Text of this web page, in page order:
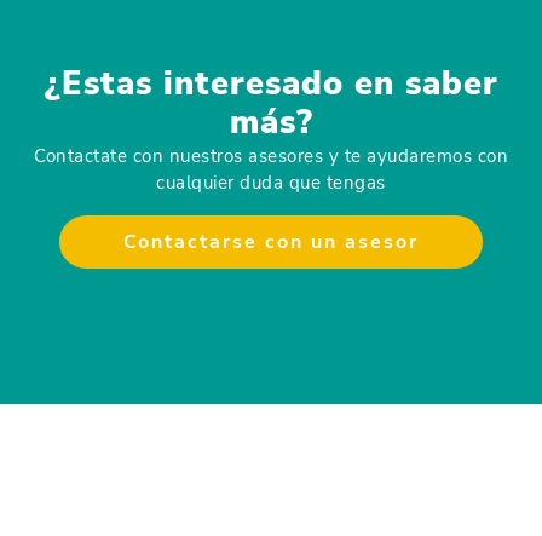
¿Estas interesado en saber
más?
Contactate con nuestros asesores y te ayudaremos con
cualquier duda que tengas
Contactarse con un asesor